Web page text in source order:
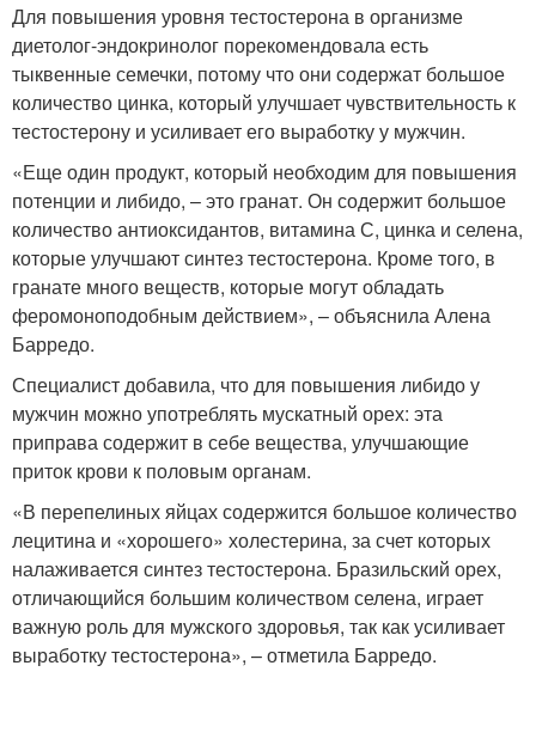
Для повышения уровня тестостерона в организме
диетолог-эндокринолог порекомендовала есть
тыквенные семечки, потому что они содержат большое
количество цинка, который улучшает чувствительность к
тестостерону и усиливает его выработку у мужчин.
«Еще один продукт, который необходим для повышения
потенции и либидо, – это гранат. Он содержит большое
количество антиоксидантов, витамина С, цинка и селена,
которые улучшают синтез тестостерона. Кроме того, в
гранате много веществ, которые могут обладать
феромоноподобным действием», – объяснила Алена
Барредо.
Специалист добавила, что для повышения либидо у
мужчин можно употреблять мускатный орех: эта
приправа содержит в себе вещества, улучшающие
приток крови к половым органам.
«В перепелиных яйцах содержится большое количество
лецитина и «хорошего» холестерина, за счет которых
налаживается синтез тестостерона. Бразильский орех,
отличающийся большим количеством селена, играет
важную роль для мужского здоровья, так как усиливает
выработку тестостерона», – отметила Барредо.